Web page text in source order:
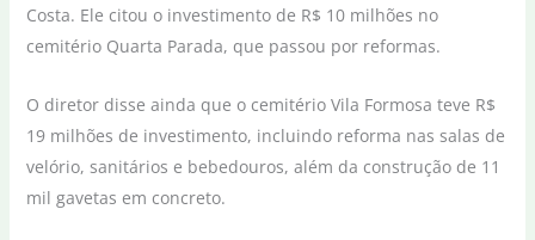
Costa. Ele citou o investimento de R$ 10 milhões no
cemitério Quarta Parada, que passou por reformas.
O diretor disse ainda que o cemitério Vila Formosa teve R$
19 milhões de investimento, incluindo reforma nas salas de
velório, sanitários e bebedouros, além da construção de 11
mil gavetas em concreto.